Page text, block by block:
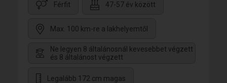
Férfit 47-57 év között
Max. 100 km-re a lakhelyemtől
Ne legyen 8 általánosnál kevesebbet végzett
és 8 általánost végzett
Legalább 172 cm magas